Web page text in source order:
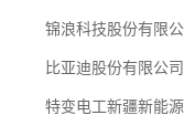
锦浪科技股份有限公
比亚迪股份有限公司
特变电工新疆新能